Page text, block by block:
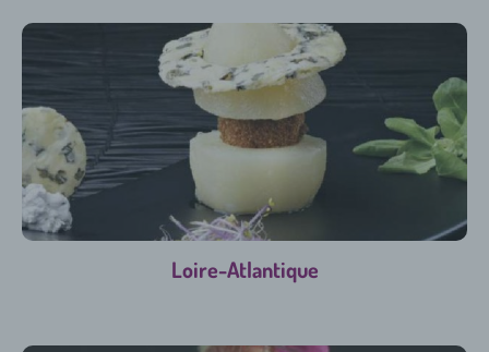
Loire-Atlantique